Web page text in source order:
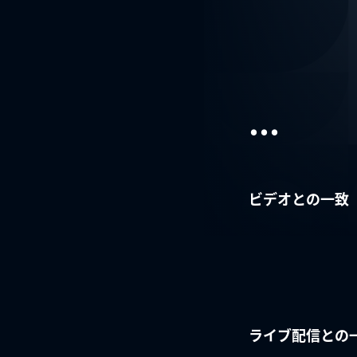
...
ビデオとの一致
ライブ配信との